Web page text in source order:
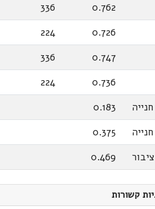
0.762
336
0.726
224
0.747
336
0.736
224
0.183
0.375
0.469
קשורות